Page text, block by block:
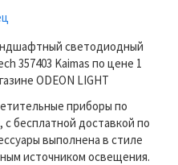
светодиодный
357403 Kaimas по цене 1
ODEON LIGHT
приборы по
бесплатной доставкой по
выполнена в стиле
источником освещения.